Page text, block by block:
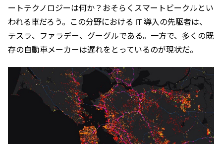
ートテクノロジーは何か？おそらくスマートビークルとい
われる車だろう。この分野における IT 導入の先駆者は、
テスラ、ファラデー、グーグルである。一方で、多くの既
存の自動車メーカーは遅れをとっているのが現状だ。